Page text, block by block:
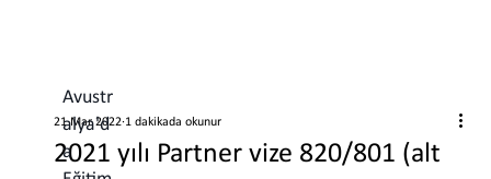
Avustr
alya'd
a
2021 yılı Partner vize 820/801 (alt
21 Mar 2022 1 dakikada okunur